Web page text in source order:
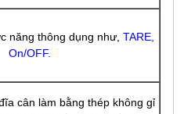
năng thông dụng như, TARE,
On/OFF.
cân làm bằng thép không gỉ